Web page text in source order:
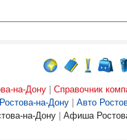
на-Дону
Справочник
на-Дону
Авто
на-Дону Афиша